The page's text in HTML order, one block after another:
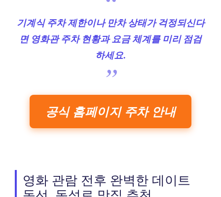
기계식 주차 제한이나 만차 상태가 걱정되신다
면 영화관 주차 현황과 요금 체계를 미리 점검
하세요.
공식 홈페이지 주차 안내
영화 관람 전후 완벽한 데이트